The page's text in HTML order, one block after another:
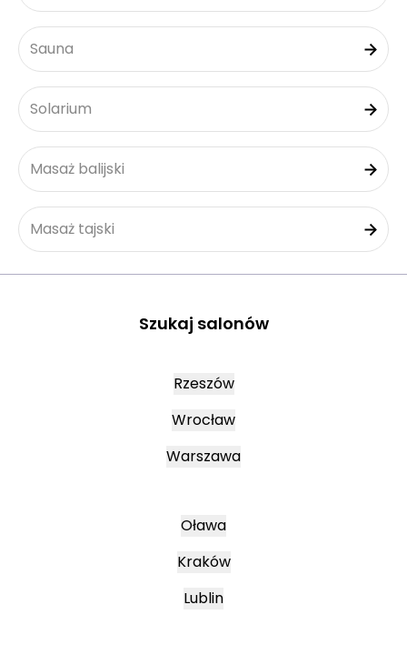
Sauna
Solarium
Masaż balijski
Masaż tajski
Szukaj salonów
Rzeszów
Wrocław
Warszawa
Oława
Kraków
Lublin